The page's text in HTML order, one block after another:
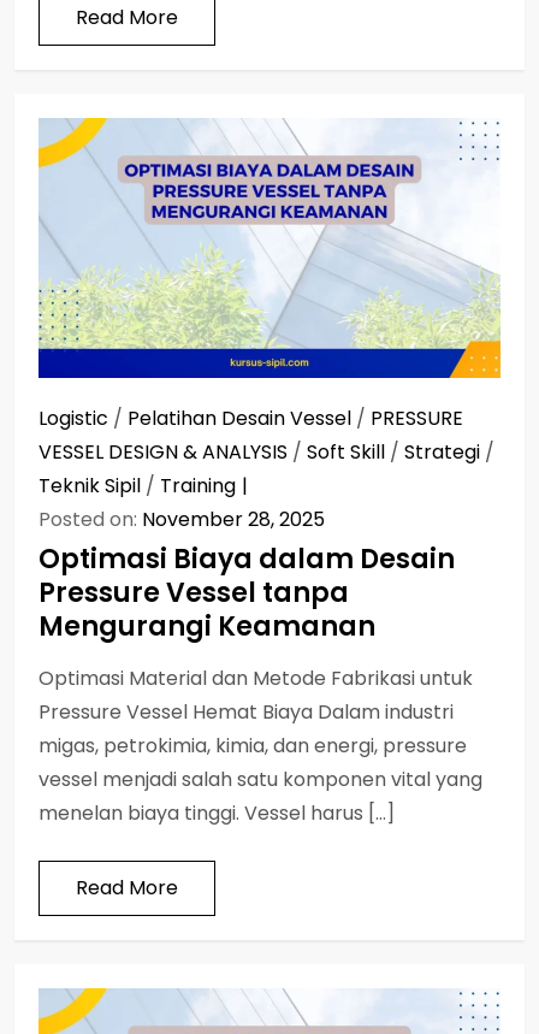
Read More
Logistic / Pelatihan Desain Vessel / PRESSURE
VESSEL DESIGN & ANALYSIS / Soft Skill / Strategi /
Teknik Sipil / Training
Posted on: November 28, 2025
Optimasi Biaya dalam Desain
Pressure Vessel tanpa
Mengurangi Keamanan
Optimasi Material dan Metode Fabrikasi untuk
Pressure Vessel Hemat Biaya Dalam industri
migas, petrokimia, kimia, dan energi, pressure
vessel menjadi salah satu komponen vital yang
menelan biaya tinggi. Vessel harus […]
Read More